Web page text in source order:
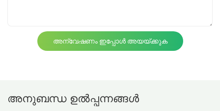
അന്വേഷണം ഇപ്പോൾ അയയ്ക്കുക
അനുബന്ധ ഉൽപ്പന്നങ്ങൾ